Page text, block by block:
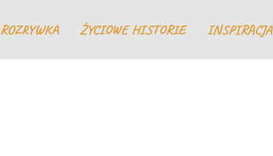
ROZRYWKA ŻYCIOWE HISTORIE INSPIRACJA